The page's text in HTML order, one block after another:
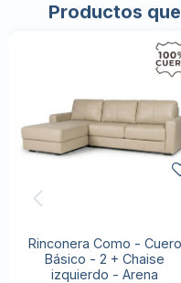
Productos
Rinconera Como - Cuero
Básico - 2 + Chaise
izquierdo - Arena